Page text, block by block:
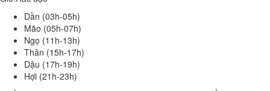
Dần (03h-05h)
Mão (05h-07h)
Ngọ (11h-13h)
Thân (15h-17h)
Dậu (17h-19h)
Hợi (21h-23h)